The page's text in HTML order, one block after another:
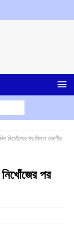
নিখোঁজের পর মিলল তরুণীর
পর